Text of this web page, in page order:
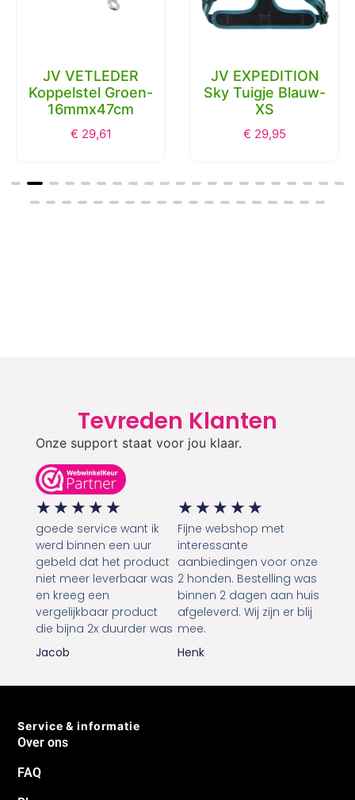
JV VETLEDER
Koppelstel Groen-
€ 29,61
JV EXPEDITION
Sky Tuigje Blauw-
€ 29,95
Tevreden Klanten
Onze support staat voor jou klaar.
★★★★★
goede service want ik
werd binnen een uur
gebeld dat het product
niet meer leverbaar was
en kreeg een
vergelijkbaar product
★★★★★
Fijne webshop met
interessante
aanbiedingen voor onze
2 honden. Bestelling was
binnen 2 dagen aan huis
afgeleverd. Wij zijn er blij
Service & informatie